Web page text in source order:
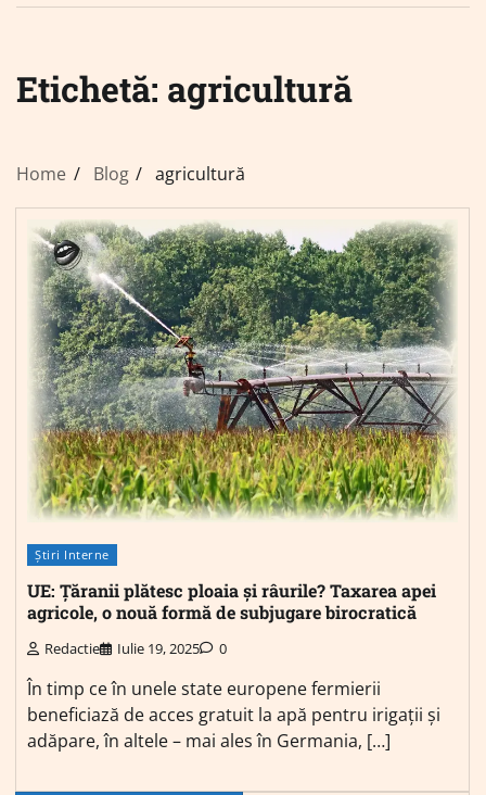
Etichetă: agricultură
Home Blog agricultură
Știri Interne
UE: Țăranii plătesc ploaia și râurile? Taxarea apei
agricole, o nouă formă de subjugare birocratică
Redactie Iulie 19, 2025 0
În timp ce în unele state europene fermierii
beneficiază de acces gratuit la apă pentru irigații și
adăpare, în altele – mai ales în Germania, […]